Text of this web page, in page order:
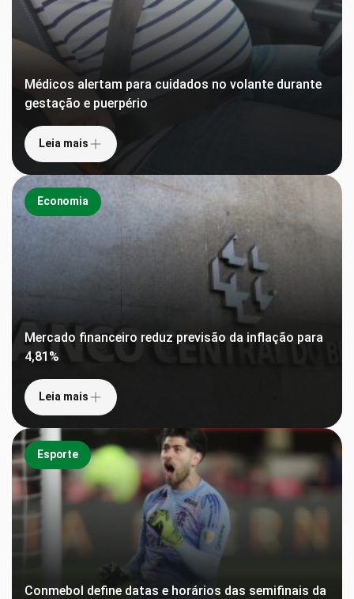
Médicos alertam para cuidados no volante durante
gestação e puerpério
Leia mais
Economia
Mercado financeiro reduz previsão da inflação para
4,81%
Leia mais
Esporte
Conmebol define datas e horários das semifinais da